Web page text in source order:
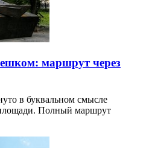
маршрут через
в буквальном смысле
Полный маршрут